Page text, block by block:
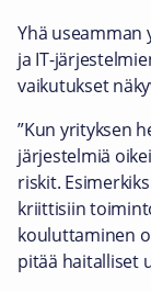
Yhä useamman
ja IT-
vaikutukset
”Kun yrityksen
järjestelmiä
riskit.
kriittisiin
kouluttaminen
pitää haitalliset